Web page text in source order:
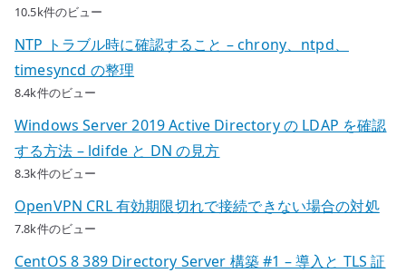
10.5k件のビュー
NTP トラブル時に確認すること – chrony、ntpd、
timesyncd の整理
8.4k件のビュー
Windows Server 2019 Active Directory の LDAP を確認
する方法 – ldifde と DN の見方
8.3k件のビュー
OpenVPN CRL 有効期限切れで接続できない場合の対処
7.8k件のビュー
CentOS 8 389 Directory Server 構築 #1 – 導入と TLS 証